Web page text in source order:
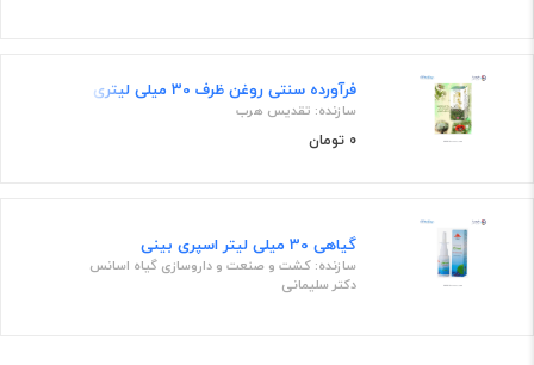
فرآورده سنتی روغن ظرف 30 میلی لیتری
سازنده: تقدیس هرب
0 تومان
گیاهی 30 میلی لیتر اسپری بینی
سازنده: کشت و صنعت و داروسازی گیاه اسانس
دکتر سلیمانی